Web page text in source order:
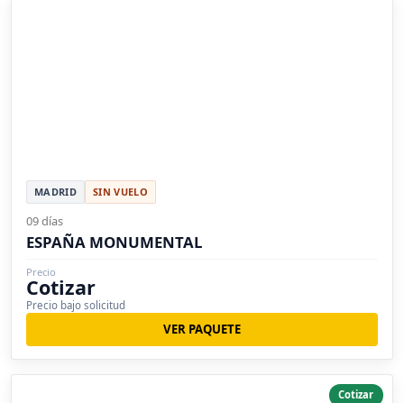
MADRID SIN VUELO
09 días
ESPAÑA MONUMENTAL
Precio
Cotizar
Precio bajo solicitud
VER PAQUETE
Cotizar